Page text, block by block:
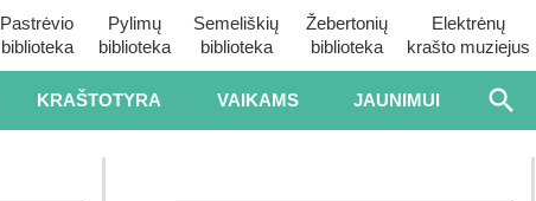
Pastrėvio
biblioteka
Pylimų
biblioteka
Semeliškių
biblioteka
Žebertonių
biblioteka
Elektrėnų
krašto muziejus
KRAŠTOTYRA VAIKAMS JAUNIMUI